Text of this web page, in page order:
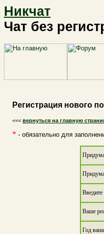
Никчат
Чат без
Регистрация нового
<<< вернуться на главную
* - обязательно для
Введите
Ваше
Год